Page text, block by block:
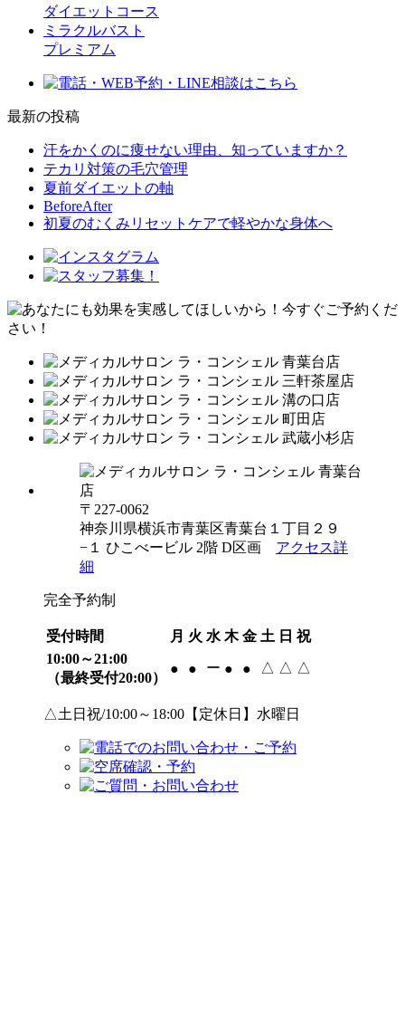
ダイエットコース
ミラクルバスト
プレミアム
最新の投稿
汗をかくのに痩せない理由、知っていますか？
テカリ対策の毛穴管理
夏前ダイエットの軸
BeforeAfter
初夏のむくみリセットケアで軽やかな身体へ
〒227-0062
神奈川県横浜市青葉区青葉台１丁目２９
−１ ひこべービル 2階 D区画 アクセス詳
細
完全予約制
受付時間 月 火 水 木 金 土 日 祝
10:00～21:00
（最終受付20:00）
● ● ー ● ● △ △ △
△土日祝/10:00～18:00【定休日】水曜日